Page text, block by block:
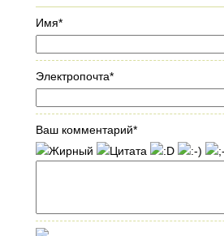
Имя*
Электропочта*
Ваш комментарий*